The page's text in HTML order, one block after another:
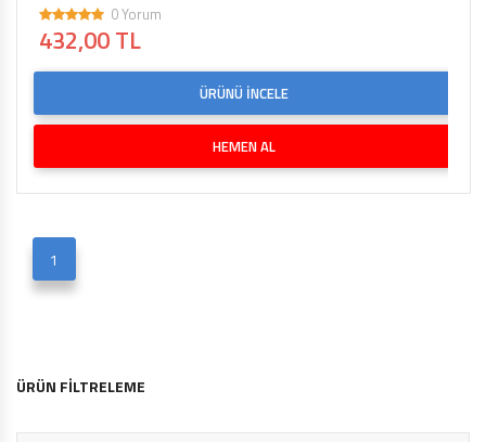
0 Yorum
432,00 TL
ÜRÜNÜ İNCELE
HEMEN AL
1
ÜRÜN FİLTRELEME